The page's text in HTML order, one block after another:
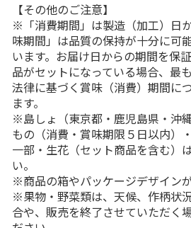
【その他のご注意】
※「消費期間」は製造（加工）日
味期間」は品質の保持が十分に可
います。お届け日からの期間を保
品がセットになっている場合、最
法律に基づく賞味（消費）期間に
ます。
※島しょ（東京都・鹿児島県・沖
もの（消費・賞味期限５日以内）
一部・生花（セット商品を含む）
い。
※商品の箱やパッケージデザイン
※果物・野菜類は、天候、作柄状
合や、販売を終了させていただく